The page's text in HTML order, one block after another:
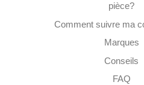
pièce?
Comment suivre ma
Marques
Conseils
FAQ